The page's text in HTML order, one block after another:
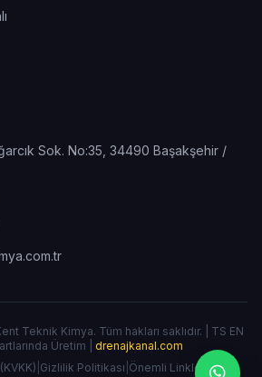
Sok. No:35, 34490 Başakşehir /
Teknik Kimya. Tüm hakları saklıdır. | TS EN
Üretim | drenajkanal.com
Gizlilik Politikası Önemli Linkler